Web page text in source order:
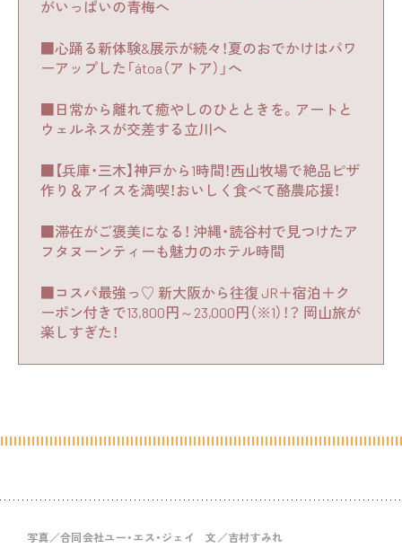
がいっぱいの青梅へ
■心踊る新体験&展示が続々！夏のおでかけはパワ
ーアップした「átoa（アトア）」へ
■日常から離れて癒やしのひとときを。アートと
ウェルネスが交差する立川へ
■【兵庫・三木】神戸から1時間！西山牧場で絶品ピザ
作り＆アイスを満喫！おいしく食べて酪農応援！
■滞在がご褒美になる！ 沖縄・読谷村で見つけたア
フタヌーンティーも魅力のホテル時間
■コスパ最強っ♡ 新大阪から往復 JR＋宿泊＋ク
ーポン付きで13,800円～23,000円（※1）！？ 岡山旅が
楽しすぎた！
写真／合同会社ユー・エス・ジェイ 文／吉村すみれ